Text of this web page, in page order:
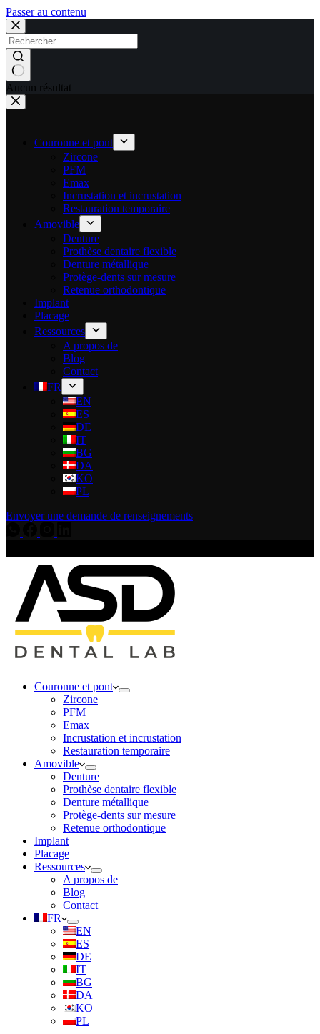
Passer au contenu
Aucun résultat
Couronne et pont
Zircone
PFM
Emax
Incrustation et incrustation
Restauration temporaire
Amovible
Denture
Prothèse dentaire flexible
Denture métallique
Protège-dents sur mesure
Retenue orthodontique
Implant
Placage
Ressources
A propos de
Blog
Contact
FR
EN
ES
DE
IT
BG
DA
KO
PL
Envoyer une demande de renseignements
Couronne et pont
Zircone
PFM
Emax
Incrustation et incrustation
Restauration temporaire
Amovible
Denture
Prothèse dentaire flexible
Denture métallique
Protège-dents sur mesure
Retenue orthodontique
Implant
Placage
Ressources
A propos de
Blog
Contact
FR
EN
ES
DE
IT
BG
DA
KO
PL